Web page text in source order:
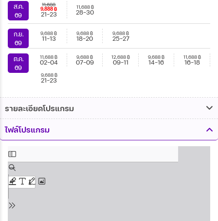
ส.ค.
69
11,688
9,888฿
21-23
11,688฿
28-30
ก.ย.
69
9,688฿
11-13
9,688฿
18-20
9,688฿
25-27
ต.ค.
69
11,688฿
02-04
9,688฿
07-09
12,688฿
09-11
9,688฿
14-16
11,688฿
16-18
9,688฿
21-23
รายละเอียดโปรแกรม
ไฟล์โปรแกรม